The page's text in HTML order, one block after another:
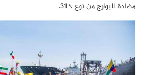
مضادة للبوارج من نوع خا31.